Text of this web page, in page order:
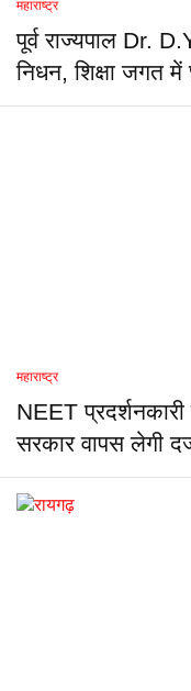
महाराष्ट्र
पूर्व राज्यपाल Dr.
निधन, शिक्षा जगत में
महाराष्ट्र
NEET प्रदर्शनकारी
सरकार वापस लेगी